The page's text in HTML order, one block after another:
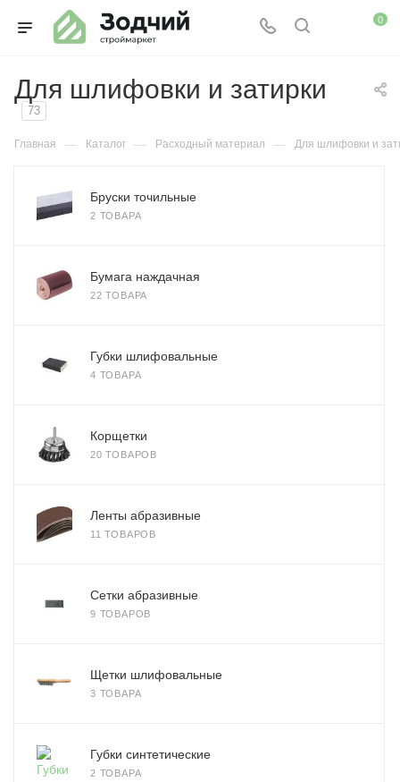
0
Для шлифовки и затирки
73
Главная — Каталог — Расходный материал — Для шлифовки и
Бруски точильные
2 ТОВАРА
Бумага наждачная
22 ТОВАРА
Губки шлифовальные
4 ТОВАРА
Корщетки
20 ТОВАРОВ
Ленты абразивные
11 ТОВАРОВ
Сетки абразивные
9 ТОВАРОВ
Щетки шлифовальные
3 ТОВАРА
Губки синтетические
2 ТОВАРА